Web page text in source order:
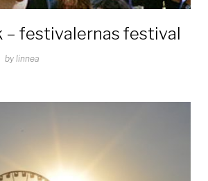
– festivalernas festival
by linnea